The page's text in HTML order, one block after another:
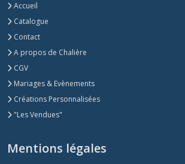
Accueil
Catalogue
Contact
A propos de Chalière
CGV
Mariages & Evènements
Créations Personnalisées
"Les Vendues"
Mentions légales